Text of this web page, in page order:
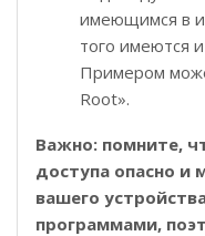
имеющимся в
того имеются
Примером
Root».
Важно: помните,
доступа опасно и
вашего
программами,